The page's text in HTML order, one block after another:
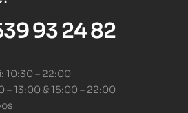
93 24 82
10:30 – 22:00
– 13:00 & 15:00 – 22:00